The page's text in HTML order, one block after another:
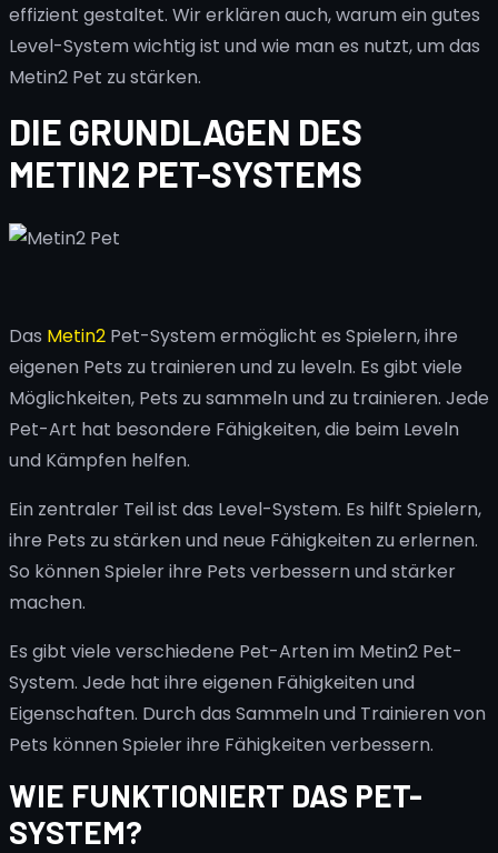
effizient gestaltet. Wir erklären auch, warum ein gutes
Level-System wichtig ist und wie man es nutzt, um das
Metin2 Pet zu stärken.
DIE GRUNDLAGEN DES
METIN2 PET-SYSTEMS
Das Metin2 Pet-System ermöglicht es Spielern, ihre
eigenen Pets zu trainieren und zu leveln. Es gibt viele
Möglichkeiten, Pets zu sammeln und zu trainieren. Jede
Pet-Art hat besondere Fähigkeiten, die beim Leveln
und Kämpfen helfen.
Ein zentraler Teil ist das Level-System. Es hilft Spielern,
ihre Pets zu stärken und neue Fähigkeiten zu erlernen.
So können Spieler ihre Pets verbessern und stärker
machen.
Es gibt viele verschiedene Pet-Arten im Metin2 Pet-
System. Jede hat ihre eigenen Fähigkeiten und
Eigenschaften. Durch das Sammeln und Trainieren von
Pets können Spieler ihre Fähigkeiten verbessern.
WIE FUNKTIONIERT DAS PET-
SYSTEM?